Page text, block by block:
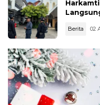
Berita 02